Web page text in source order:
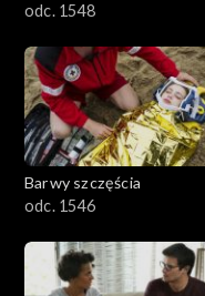
odc. 1548
Barwy szczęścia
odc. 1546